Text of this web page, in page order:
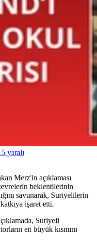
yaralı
Merz'in açıklaması
beklentilerinin
savunarak, Suriyelilerin
işaret etti.
Suriyeli
en büyük kısmını